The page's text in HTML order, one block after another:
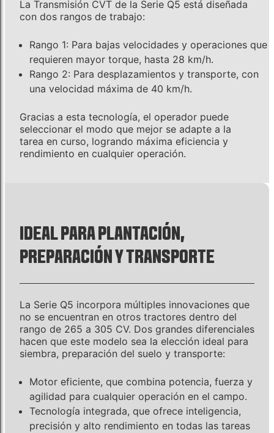
La Transmisión CVT de la Serie Q5 está diseñada
con dos rangos de trabajo:
Rango 1: Para bajas velocidades y operaciones que
requieren mayor torque, hasta 28 km/h.
Rango 2: Para desplazamientos y transporte, con
una velocidad máxima de 40 km/h.
Gracias a esta tecnología, el operador puede
seleccionar el modo que mejor se adapte a la
tarea en curso, logrando máxima eficiencia y
rendimiento en cualquier operación.
IDEAL PARA PLANTACIÓN,
PREPARACIÓN Y TRANSPORTE
La Serie Q5 incorpora múltiples innovaciones que
no se encuentran en otros tractores dentro del
rango de 265 a 305 CV. Dos grandes diferenciales
hacen que este modelo sea la elección ideal para
siembra, preparación del suelo y transporte:
Motor eficiente, que combina potencia, fuerza y
agilidad para cualquier operación en el campo.
Tecnología integrada, que ofrece inteligencia,
precisión y alto rendimiento en todas las tareas